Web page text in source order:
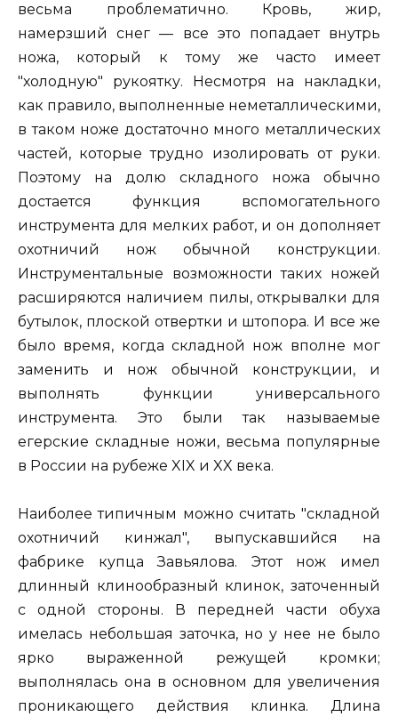
весьма проблематично. Кровь, жир,
намерзший снег — все это попадает внутрь
ножа, который к тому же часто имеет
"холодную" рукоятку. Несмотря на накладки,
как правило, выполненные неметаллическими,
в таком ноже достаточно много металлических
частей, которые трудно изолировать от руки.
Поэтому на долю складного ножа обычно
достается функция вспомогательного
инструмента для мелких работ, и он дополняет
охотничий нож обычной конструкции.
Инструментальные возможности таких ножей
расширяются наличием пилы, открывалки для
бутылок, плоской отвертки и штопора. И все же
было время, когда складной нож вполне мог
заменить и нож обычной конструкции, и
выполнять функции универсального
инструмента. Это были так называемые
егерские складные ножи, весьма популярные
в России на рубеже XIX и XX века.
Наиболее типичным можно считать "складной
охотничий кинжал", выпускавшийся на
фабрике купца Завьялова. Этот нож имел
длинный клинообразный клинок, заточенный
с одной стороны. В передней части обуха
имелась небольшая заточка, но у нее не было
ярко выраженной режущей кромки;
выполнялась она в основном для увеличения
проникающего действия клинка. Длина